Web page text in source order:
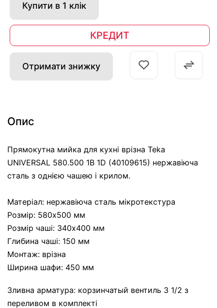
Купити в 1 клік
КРЕДИТ
Отримати знижку
Опис
Прямокутна мийка для кухні врізна Teka
UNIVERSAL 580.500 1B 1D (40109615) нержавіюча
сталь з однією чашею і крилом.
Матеріал: нержавіюча сталь мікротекстура
Розмір: 580x500 мм
Розмір чаші: 340х400 мм
Глибина чаші: 150 мм
Монтаж: врізна
Ширина шафи: 450 мм
Зливна арматура: корзинчатый вентиль 3 1/2 з
переливом в комплекті